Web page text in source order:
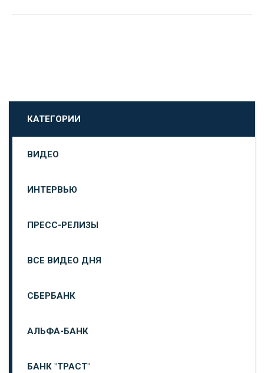
КАТЕГОРИИ
ВИДЕО
ИНТЕРВЬЮ
ПРЕСС-РЕЛИЗЫ
ВСЕ ВИДЕО ДНЯ
СБЕРБАНК
АЛЬФА-БАНК
БАНК "ТРАСТ"